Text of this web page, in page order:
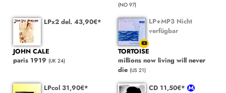
(NO 97)
LPx2 del. 43,90€*
JOHN CALE
paris 1919 (UK 24)
LP+MP3 Nicht
verfügbar
TORTOISE
millions now living will never
die (US 21)
LPcol 31,90€* CD 11,50€*